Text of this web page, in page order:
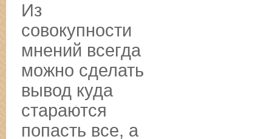
Из
совокупности
мнений всегда
можно сделать
вывод куда
стараются
попасть все, а